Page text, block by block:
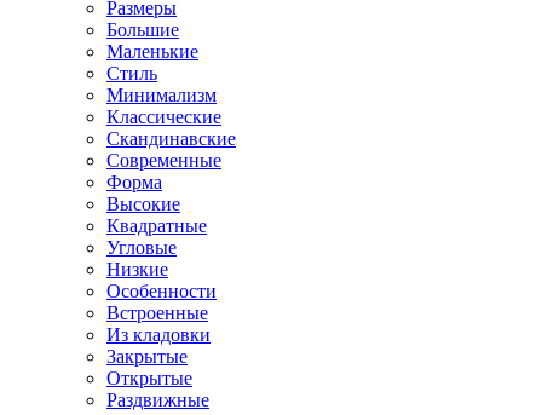
Размеры
Большие
Маленькие
Стиль
Минимализм
Классические
Скандинавские
Современные
Форма
Высокие
Квадратные
Угловые
Низкие
Особенности
Встроенные
Из кладовки
Закрытые
Открытые
Раздвижные